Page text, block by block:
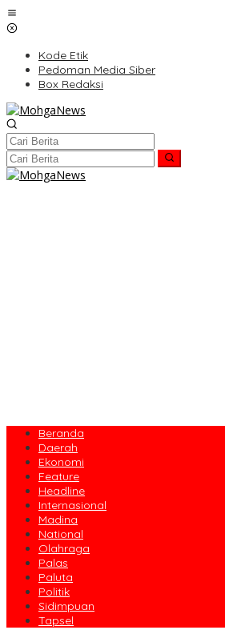
Lewati
ke
Kode Etik
Pedoman Media Siber
Box Redaksi
Beranda
Daerah
Ekonomi
Feature
Headline
Internasional
Madina
National
Olahraga
Palas
Paluta
Politik
Sidimpuan
Tapsel